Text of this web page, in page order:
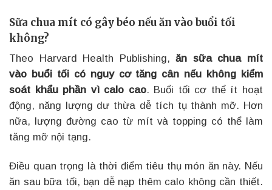
Sữa chua mít có gây béo nếu ăn vào buổi tối
không?
Theo Harvard Health Publishing,ăn sữa chua mít
vào buổi tối có nguy cơ tăng cân nếu không kiểm
soát khẩu phần vì calo cao. Buổi tối cơ thể ít hoạt
động, năng lượng dư thừa dễ tích tụ thành mỡ. Hơn
nữa, lượng đường cao từ mít và topping có thể làm
tăng mỡ nội tạng.
Điều quan trọng là thời điểm tiêu thụ món ăn này. Nếu
ăn sau bữa tối, bạn dễ nạp thêm calo không cần thiết.